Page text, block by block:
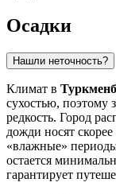
Осадки
Нашли неточность?
Климат в
сухостью, поэтому
редкость. Город
дожди носят
«влажные»
остается
гарантирует